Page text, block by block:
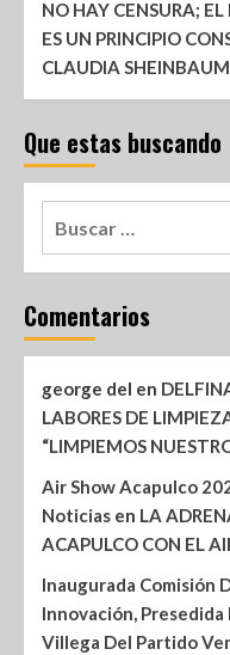
NO HAY CENSURA;
ES UN PRINCIPIO
CLAUDIA SHEINBAUM
Que estas buscando
Comentarios
george del en
LABORES DE
“LIMPIEMOS
Air Show Acapulco
Noticias en LA
ACAPULCO CON EL
Inaugurada Comisión
Innovación,
Villega Del Partido